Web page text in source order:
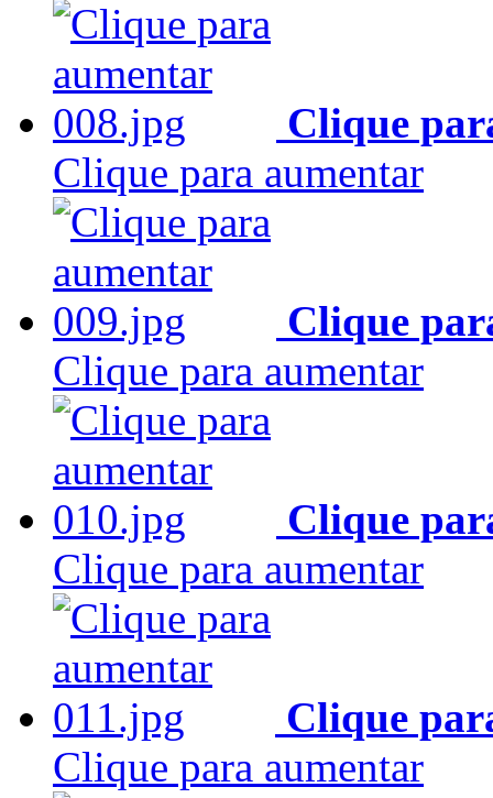
Clique
Clique para aumentar
Clique
Clique para aumentar
Clique
Clique para aumentar
Clique
Clique para aumentar